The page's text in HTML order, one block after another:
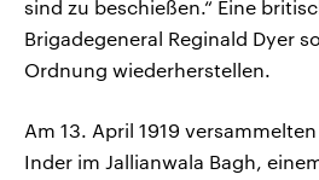
sind zu beschießen.“ Eine
Brigadegeneral Reginald Dyer
Ordnung wiederherstellen.
Am 13. April 1919
Inder im Jallianwala Bagh,